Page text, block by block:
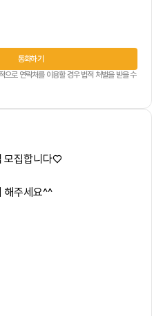
통화하기
으로 연락처를 이용할 경우 법적 처벌을 받을 수
모집합니다♡
해주세요^^